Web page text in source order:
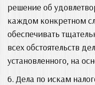
решение об
каждом конкретном
обеспечивать
всех обстоятельств
установленного, на
6. Дела по искам